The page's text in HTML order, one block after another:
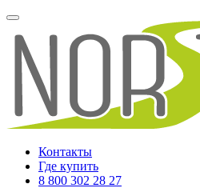
Контакты
Где купить
8 800 302 28 27